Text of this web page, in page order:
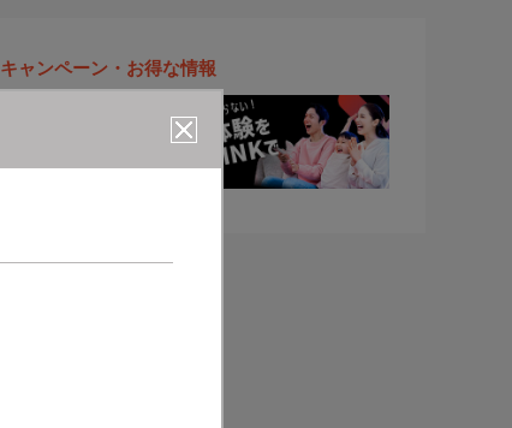
キャンペーン・お得な情報